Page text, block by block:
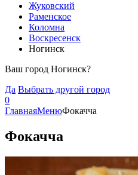
Жуковский
Раменское
Коломна
Воскресенск
Ногинск
Ваш город Ногинск?
Да Выбрать другой город
0
ГлавнаяМенюФокачча
Фокачча